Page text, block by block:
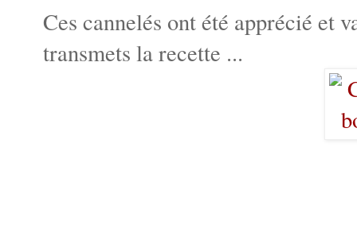
Ces cannelés ont été apprécié et
transmets la recette ...